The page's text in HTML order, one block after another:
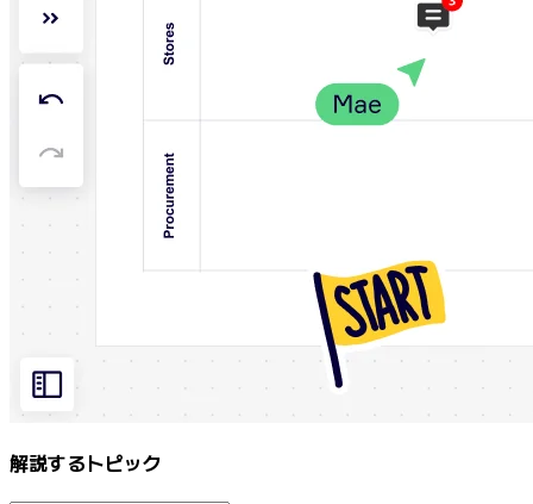
文書
スライド
活用事例
AI プレイブックを見る
Miroverse をチェック
ダイアグラム
ブレインストーミング
コンセプトマップ
プロセスマップ作成
解説するトピック